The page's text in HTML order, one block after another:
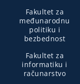
Fakultet za
međunarodnu
politiku i
bezbednost
Fakultet za
informatiku i
računarstvo